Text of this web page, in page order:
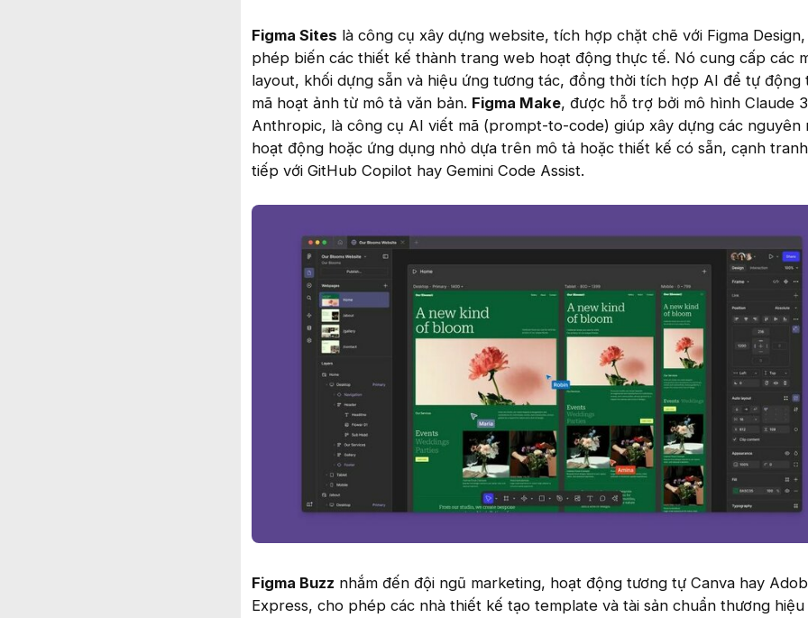
Figma Sites là công cụ xây dựng website, tích hợp chặt chẽ với Figma
phép biến các thiết kế thành trang web hoạt động thực tế. Nó cung cấp các
layout, khối dựng sẵn và hiệu ứng tương tác, đồng thời tích hợp AI để tự động
mã hoạt ảnh từ mô tả văn bản. Figma Make, được hỗ trợ bởi mô hình Claude
Anthropic, là công cụ AI viết mã (prompt-to-code) giúp xây dựng các nguyên
hoạt động hoặc ứng dụng nhỏ dựa trên mô tả hoặc thiết kế có sẵn, cạnh
tiếp với GitHub Copilot hay Gemini Code Assist.
Figma Buzz nhắm đến đội ngũ marketing, hoạt động tương tự Canva hay
Express, cho phép các nhà thiết kế tạo template và tài sản chuẩn thương hiệu